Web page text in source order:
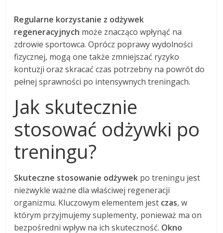
Regularne korzystanie z odżywek
regeneracyjnych może znacząco wpłynąć na
zdrowie sportowca. Oprócz poprawy wydolności
fizycznej, mogą one także zmniejszać ryzyko
kontuzji oraz skracać czas potrzebny na powrót do
pełnej sprawności po intensywnych treningach.
Jak skutecznie
stosować odżywki po
treningu?
Skuteczne stosowanie odżywek po treningu jest
niezwykle ważne dla właściwej regeneracji
organizmu. Kluczowym elementem jest czas, w
którym przyjmujemy suplementy, ponieważ ma on
bezpośredni wpływ na ich skuteczność. Okno